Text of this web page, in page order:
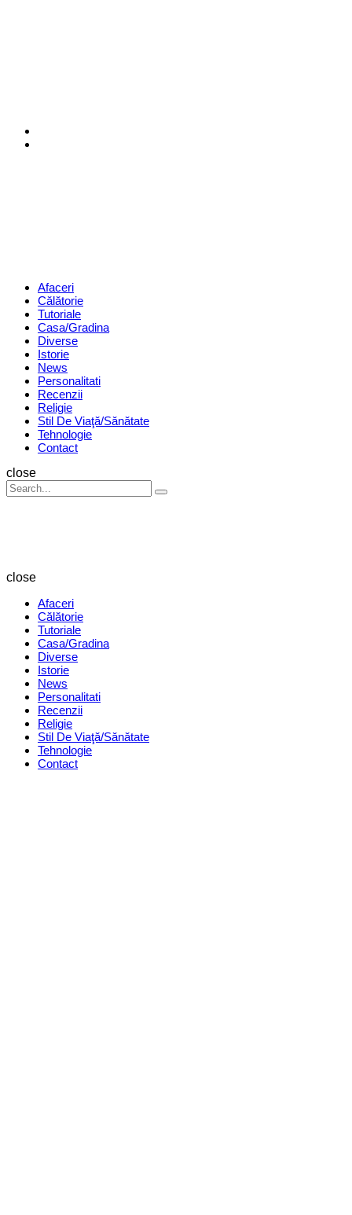
Menu Afaceri
Călătorie
Tutoriale
Casa/Gradina
Diverse
Istorie
News
Personalitati
Recenzii
Religie
Stil De Viaţă/Sănătate
Tehnologie
Contact
Search
close
Search
for:
Search
close
Afaceri
Călătorie
Tutoriale
Casa/Gradina
Diverse
Istorie
News
Personalitati
Recenzii
Religie
Stil De Viaţă/Sănătate
Tehnologie
Contact